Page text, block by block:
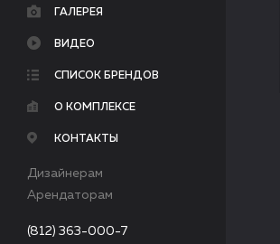
ГАЛЕРЕЯ
ВИДЕО
СПИСОК БРЕНДОВ
О КОМПЛЕКСЕ
КОНТАКТЫ
Дизайнерам
Арендаторам
(812) 363-000-7